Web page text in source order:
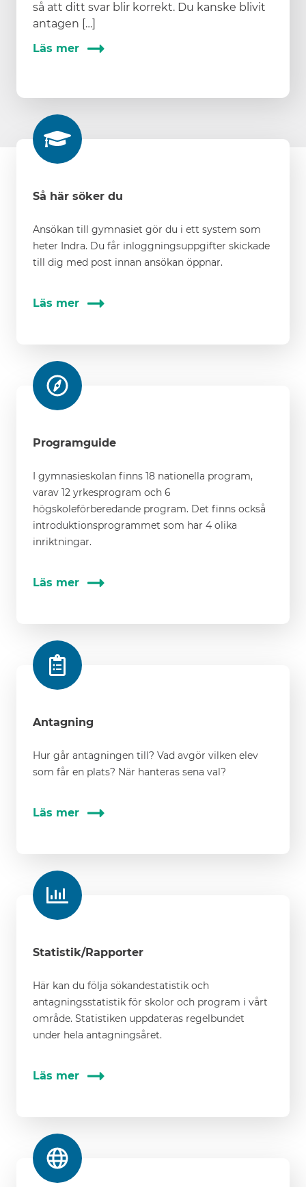
så att ditt svar blir korrekt. Du kanske blivit
antagen […]
Läs mer
Så här söker du
Ansökan till gymnasiet gör du i ett system som
heter Indra. Du får inloggningsuppgifter skickade
till dig med post innan ansökan öppnar.
Läs mer
Programguide
I gymnasieskolan finns 18 nationella program,
varav 12 yrkesprogram och 6
högskoleförberedande program. Det finns också
introduktionsprogrammet som har 4 olika
inriktningar.
Läs mer
Antagning
Hur går antagningen till? Vad avgör vilken elev
som får en plats? När hanteras sena val?
Läs mer
Statistik/Rapporter
Här kan du följa sökandestatistik och
antagningsstatistik för skolor och program i vårt
område. Statistiken uppdateras regelbundet
under hela antagningsåret.
Läs mer